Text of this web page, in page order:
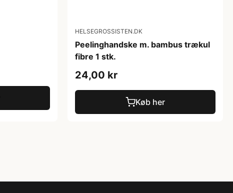
HELSEGROSSISTEN.DK
Peelinghandske m. bambus trækul
fibre 1 stk.
24,00 kr
Køb her